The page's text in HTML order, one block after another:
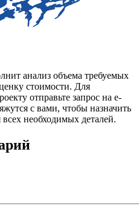
анализ объема требуемых
стоимости. Для
отправьте запрос на e-
с вами, чтобы назначить
необходимых деталей.